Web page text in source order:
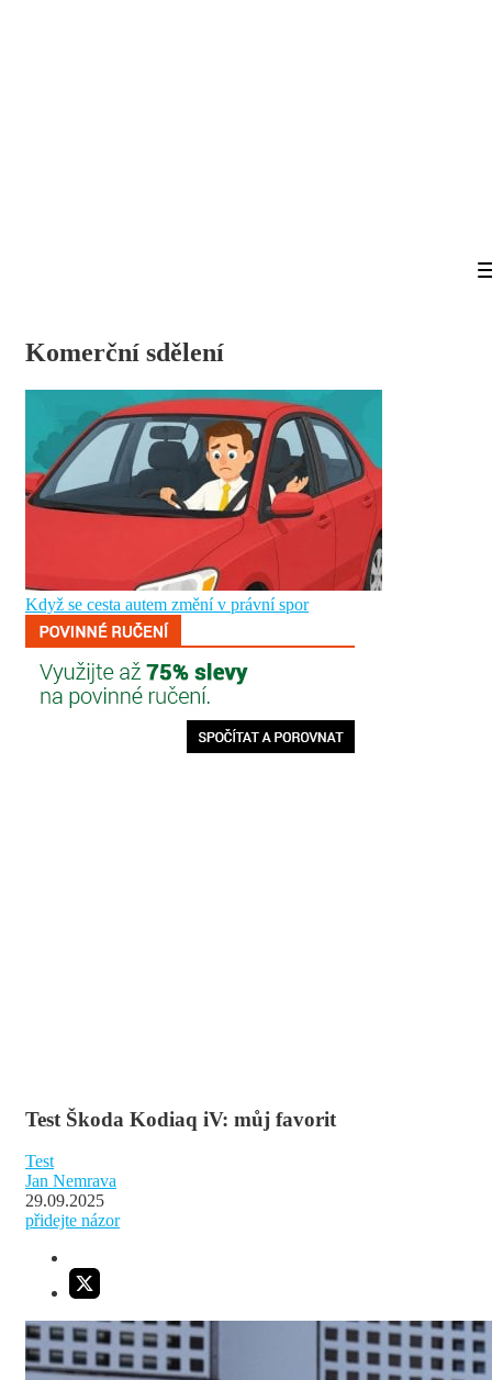
Test Škoda Kodiaq iV: můj favorit
Test
Jan Nemrava
29.09.2025
přidejte názor
Komerční sdělení
Když se cesta autem změní v právní spor